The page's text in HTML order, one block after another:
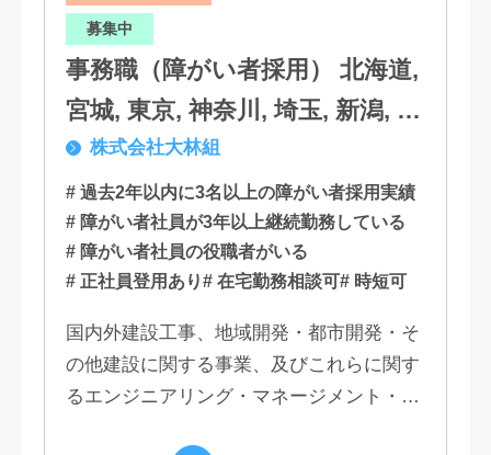
募集中
事務職（障がい者採用） 北海道,
宮城, 東京, 神奈川, 埼玉, 新潟, 愛
知, 大阪, 京都, 兵庫, 広島, 香川,
福岡
株式会社大林組
# 過去2年以内に3名以上の障がい者採用実績
# 障がい者社員が3年以上継続勤務している
# 障がい者社員の役職者がいる
# 正社員登用あり# 在宅勤務相談可# 時短可
国内外建設工事、地域開発・都市開発・そ
の他建設に関する事業、及びこれらに関す
るエンジニアリング・マネージメント・コ